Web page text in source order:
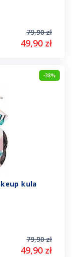
79,90 zł
49,90 zł
-38%
kula
79,90 zł
49,90 zł